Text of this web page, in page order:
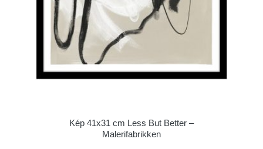
Kép 41x31 cm Less But Better –
Malerifabrikken